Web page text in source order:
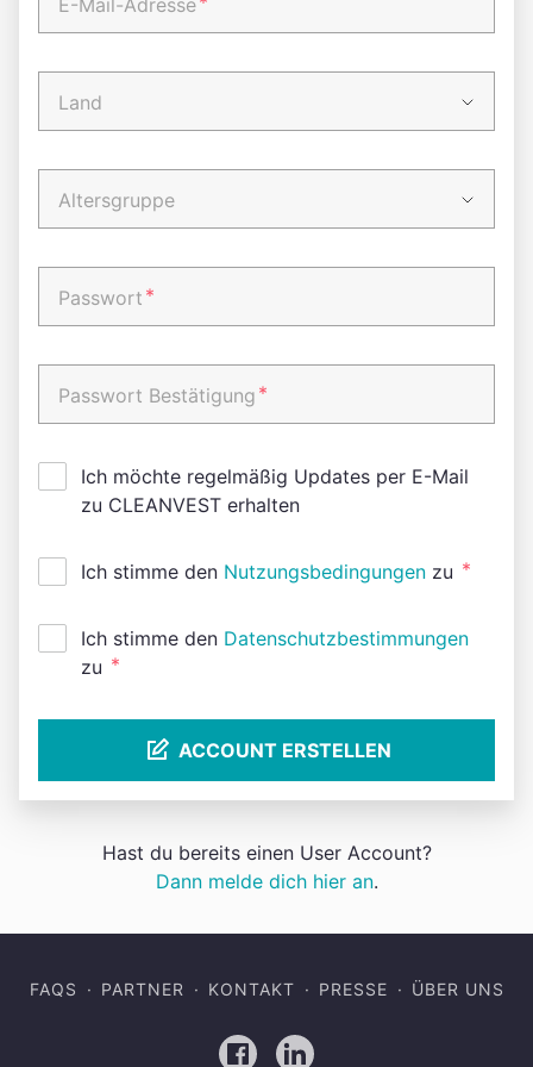
E-Mail-Adresse
Land
Altersgruppe
Passwort *
Passwort Bestätigung *
Ich möchte regelmäßig Updates per E-Mail
zu CLEANVEST erhalten
Ich stimme den Nutzungsbedingungen zu *
Ich stimme den Datenschutzbestimmungen
zu *
ACCOUNT ERSTELLEN
Hast du bereits einen User Account?
Dann melde dich hier an.
FAQS PARTNER KONTAKT PRESSE ÜBER UNS